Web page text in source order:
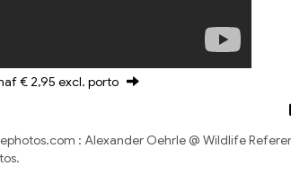
€ 2,95 excl. porto
: Alexander Oehrle @ Wildlife